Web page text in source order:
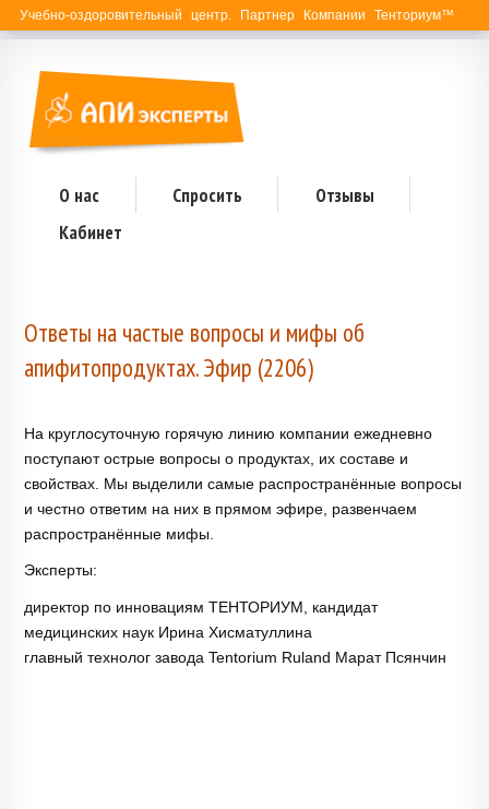
Учебно-оздоровительный центр. Партнер Компании Тенториум™
О нас Спросить
Отзывы
Кабинет
Ответы на частые вопросы и мифы об
апифитопродуктах. Эфир (2206)
На круглосуточную горячую линию компании ежедневно
поступают острые вопросы о продуктах, их составе и
свойствах. Мы выделили самые распространённые вопросы
и честно ответим на них в прямом эфире, развенчаем
распространённые мифы.
Эксперты:
директор по инновациям ТЕНТОРИУМ, кандидат
медицинских наук Ирина Хисматуллина
главный технолог завода Tentorium Ruland Марат Псянчин